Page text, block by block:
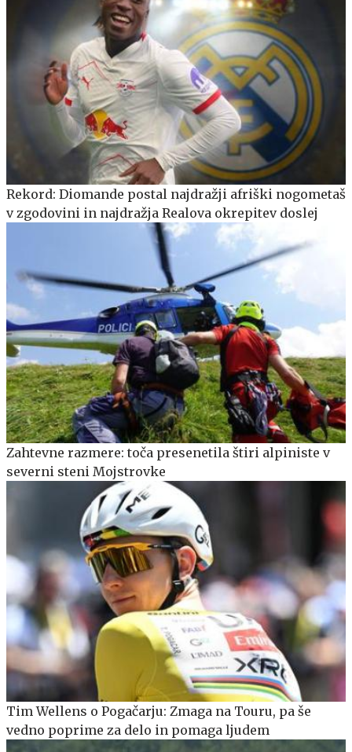
Rekord: Diomande postal najdražji afriški nogometaš
v zgodovini in najdražja Realova okrepitev doslej
Zahtevne razmere: toča presenetila štiri alpiniste v
severni steni Mojstrovke
Tim Wellens o Pogačarju: Zmaga na Touru, pa še
vedno poprime za delo in pomaga ljudem